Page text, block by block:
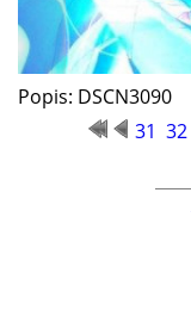
Popis: DSCN3090
31 32